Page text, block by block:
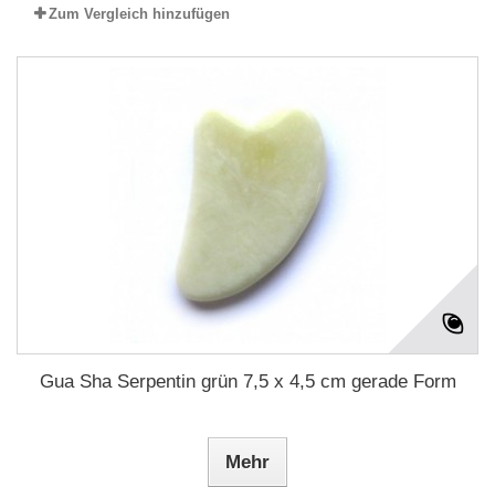
Zum Vergleich hinzufügen
Gua Sha Serpentin grün 7,5 x 4,5 cm gerade Form
Mehr